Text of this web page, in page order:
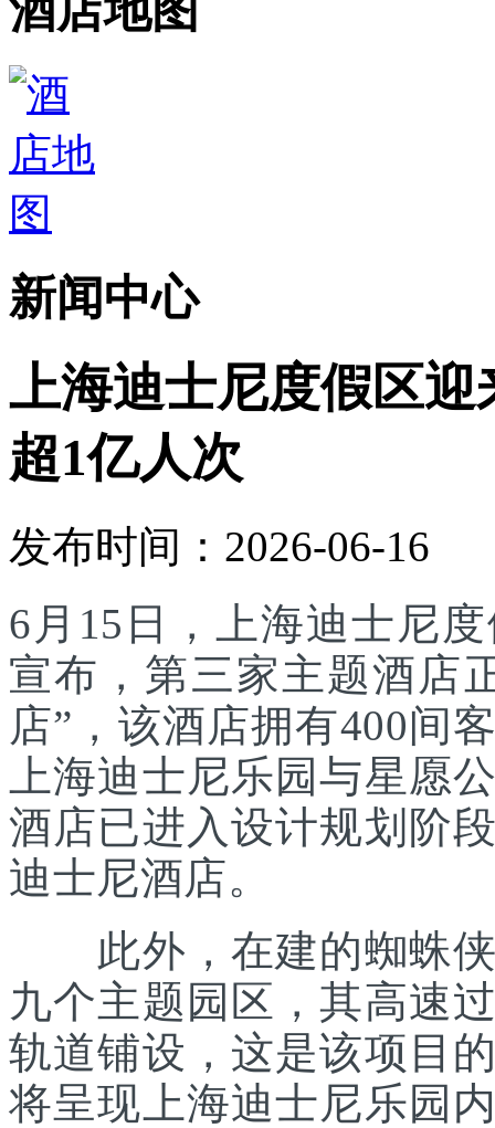
酒店地图
新闻中心
上海迪士尼度假区
超1亿人次
发布时间：2026-06-16
6月15日，上海迪士尼
宣布，第三家主题酒店
店”，该酒店拥有400间
上海迪士尼乐园与星愿
酒店已进入设计规划阶
迪士尼酒店。
此外，在建的蜘蛛侠
九个主题园区，其高速
轨道铺设，这是该项目
将呈现上海迪士尼乐园